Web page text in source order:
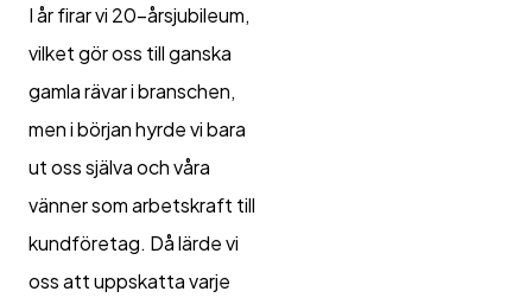
I år firar vi 20-årsjubileum,
vilket gör oss till ganska
gamla rävar i branschen,
men i början hyrde vi bara
ut oss själva och våra
vänner som arbetskraft till
kundföretag. Då lärde vi
oss att uppskatta varje